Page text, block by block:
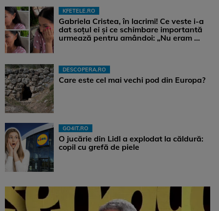
KFETELE.RO
Gabriela Cristea, în lacrimi! Ce veste i-a
dat soțul ei și ce schimbare importantă
urmează pentru amândoi: „Nu eram ...
DESCOPERA.RO
Care este cel mai vechi pod din Europa?
GO4IT.RO
O jucărie din Lidl a explodat la căldură:
copil cu grefă de piele